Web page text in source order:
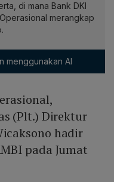
di mana Bank DKI
merangkap
menggunakan AI
(Plt.) Direktur
hadir
pada Jumat